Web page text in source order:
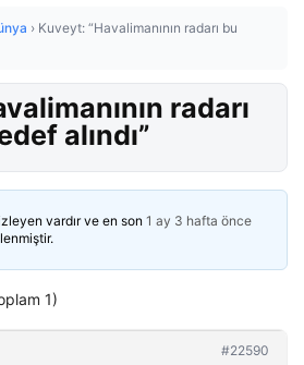
› Kuveyt: “Havalimanının radarı bu
radarı
alındı”
vardır ve en son 1 ay 3 hafta önce
1)
#22590